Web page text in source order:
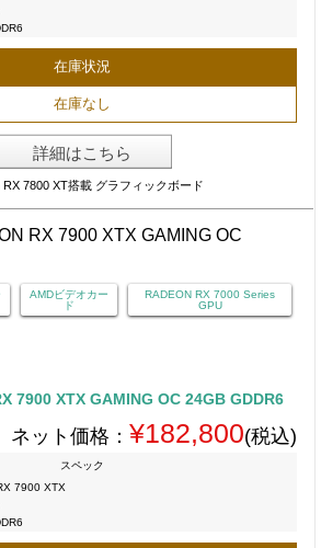
在庫状況
在庫なし
詳細はこちら
7800 XT搭載 グラフィックボード
AMDビデオカー
ド
RADEON RX 7000 Series
GPU
7900 XTX GAMING OC 24GB GDDR6
ネット価格： ¥182,800(税込)
スペック
7900 XTX